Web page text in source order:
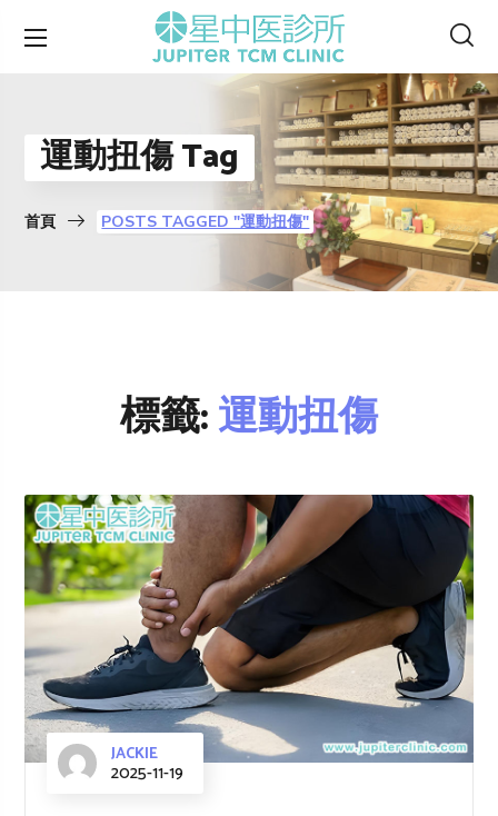
運動扭傷 Tag
首頁 POSTS TAGGED "運動扭傷"
標籤:運動扭傷
JACKIE
2025-11-19